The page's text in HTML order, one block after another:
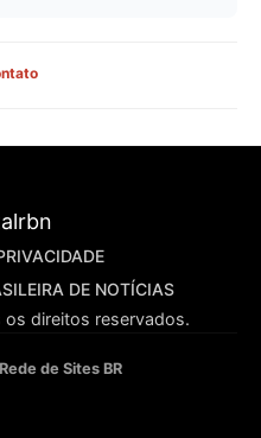
DE NOTÍCIAS
direitos reservados.
Rede de Sites BR